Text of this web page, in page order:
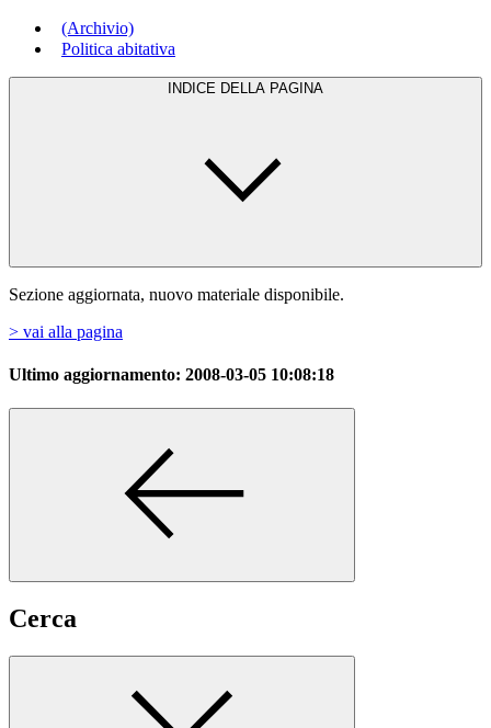
(Archivio)
Politica abitativa
INDICE DELLA PAGINA
Sezione aggiornata, nuovo materiale disponibile.
> vai alla pagina
Ultimo aggiornamento: 2008-03-05 10:08:18
Cerca